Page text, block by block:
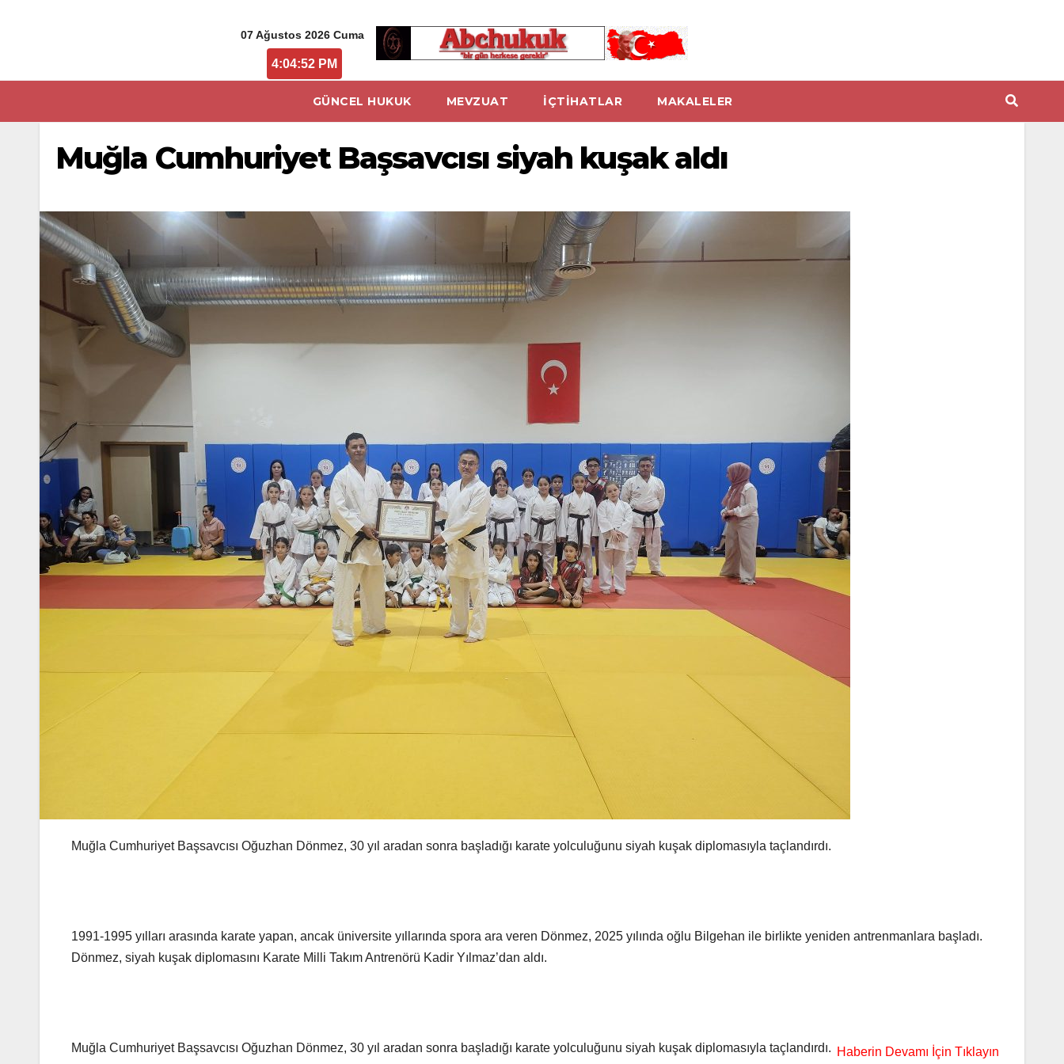
07 Ağustos 2026 Cuma
4:04:52 PM
GÜNCEL HUKUK MEVZUAT İÇTİHATLAR MAKALELER
Muğla Cumhuriyet Başsavcısı siyah kuşak aldı
Muğla Cumhuriyet Başsavcısı Oğuzhan Dönmez, 30 yıl aradan sonra başladığı karate yolculuğunu siyah kuşak diplomasıyla taçlandırdı.
1991-1995 yılları arasında karate yapan, ancak üniversite yıllarında spora ara veren Dönmez, 2025 yılında oğlu Bilgehan ile birlikte yeniden antrenmanlara başladı.
Dönmez, siyah kuşak diplomasını Karate Milli Takım Antrenörü Kadir Yılmaz’dan aldı.
Muğla Cumhuriyet Başsavcısı Oğuzhan Dönmez, 30 yıl aradan sonra başladığı karate yolculuğunu siyah kuşak diplomasıyla taçlandırdı.